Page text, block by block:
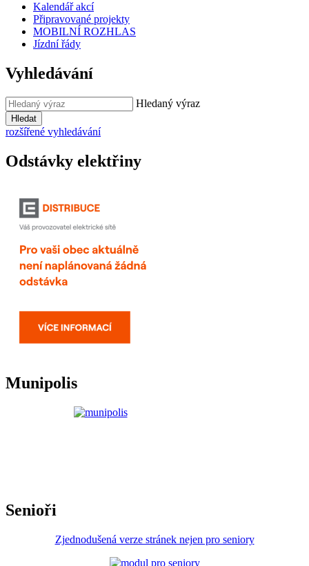
Kalendář akcí
Připravované projekty
MOBILNÍ ROZHLAS
Jízdní řády
Vyhledávání
Hledaný výraz
Hledat
rozšířené vyhledávání
Odstávky elektřiny
Munipolis
Senioři
Zjednodušená verze stránek nejen pro seniory